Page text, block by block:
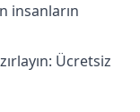
insanların
Ücretsiz